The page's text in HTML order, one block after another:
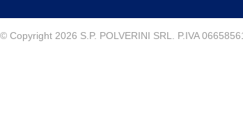
© Copyright 2026 S.P. POLVERINI SRL. P.IVA